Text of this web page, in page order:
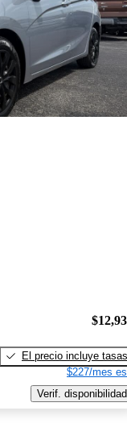
El precio incluye tasas
$227/mes
Verif. disponibilidad